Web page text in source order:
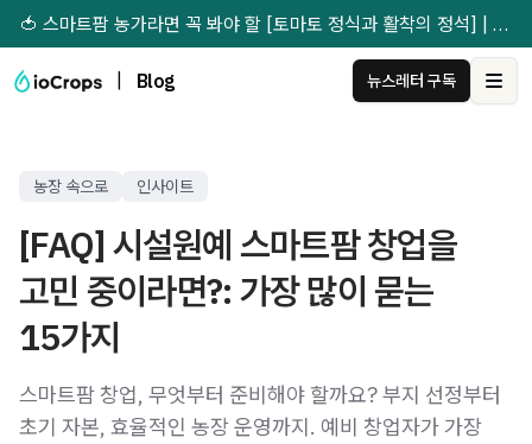
🍅 스마트팜 농가라면 꼭 봐야 할 [토마토 정식과 활착의 정석] | 무료 다운받기 →
Blog 뉴스레터 구독
농장 속으로 인사이트
[FAQ] 시설원예 스마트팜 창업을
고민 중이라면?: 가장 많이 묻는
15가지
스마트팜 창업, 무엇부터 준비해야 할까요? 부지 선정부터
초기 자본, 효율적인 농장 운영까지. 예비 창업자가 가장